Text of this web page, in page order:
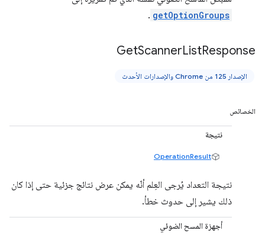
getOptionGroups
.
GetScannerListResponse
الإصدار 125 من Chrome والإصدارات الأحدث
الخصائص
نتيجة
OperationResult
نتيجة التعداد يُرجى العِلم أنّه يمكن عرض نتائج جزئية حتى إذا كان
ذلك يشير إلى حدوث خطأ.
أجهزة المسح الضوئي